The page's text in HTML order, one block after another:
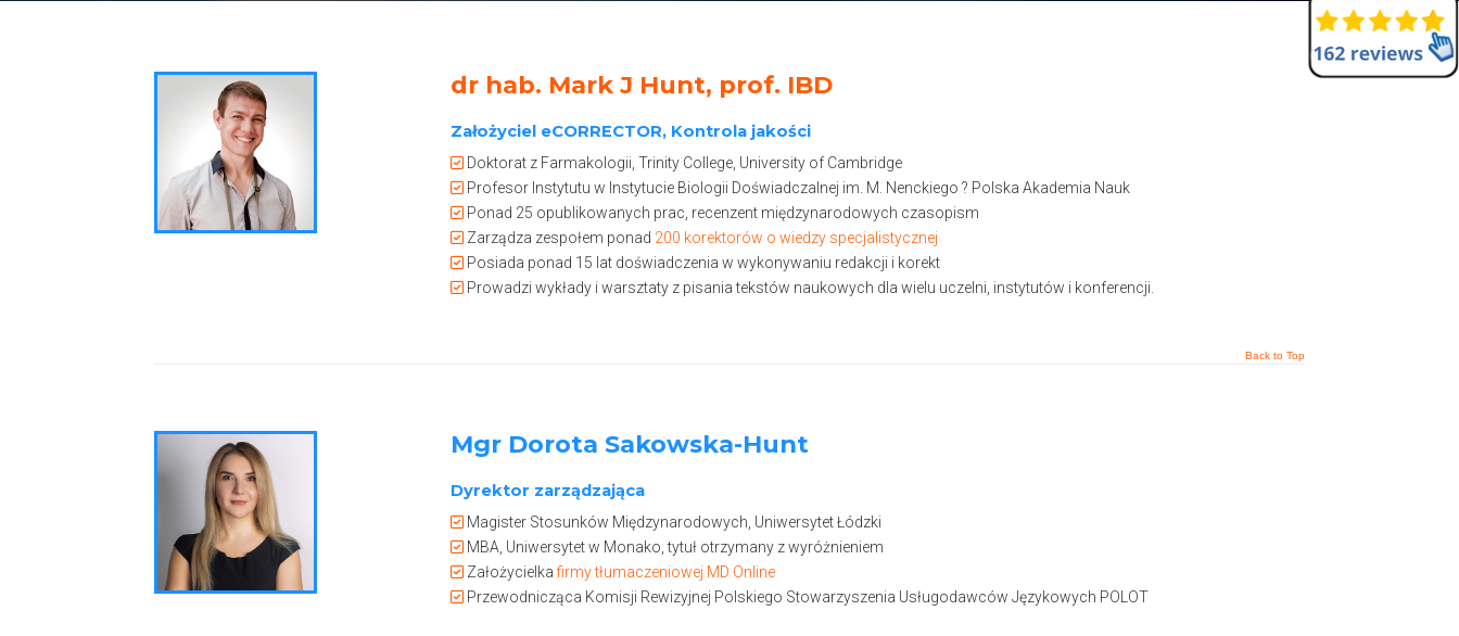
dr hab. Mark J Hunt, prof. IBD
Założyciel eCORRECTOR, Kontrola jakości
Doktorat z Farmakologii, Trinity College, University of Cambridge
Profesor Instytutu w Instytucie Biologii Doświadczalnej im. M. Nenckiego ? Polska Akademia Nauk
Ponad 25 opublikowanych prac, recenzent międzynarodowych czasopism
Zarządza zespołem ponad 200 korektorów o wiedzy specjalistycznej
Posiada ponad 15 lat doświadczenia w wykonywaniu redakcji i korekt
Prowadzi wykłady i warsztaty z pisania tekstów naukowych dla wielu uczelni, instytutów i konferencji.
Back to Top
Mgr Dorota Sakowska-Hunt
Dyrektor zarządzająca
Magister Stosunków Międzynarodowych, Uniwersytet Łódzki
MBA, Uniwersytet w Monako, tytuł otrzymany z wyróżnieniem
Założycielkafirmy tłumaczeniowej MD Online
Przewodnicząca Komisji Rewizyjnej Polskiego Stowarzyszenia Usługodawców Językowych POLOT